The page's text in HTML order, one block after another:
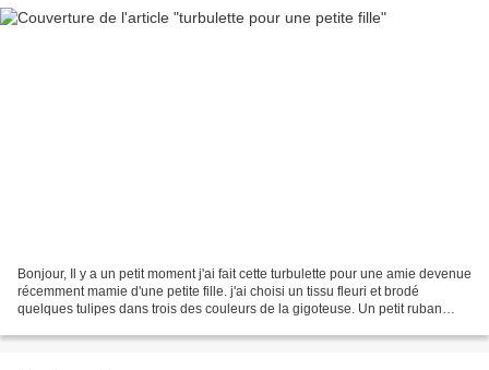
Bonjour, Il y a un petit moment j'ai fait cette turbulette pour une amie devenue
récemment mamie d'une petite fille. j'ai choisi un tissu fleuri et brodé
quelques tulipes dans trois des couleurs de la gigoteuse. Un petit ruban